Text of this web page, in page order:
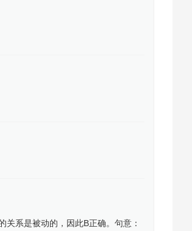
系是被动的，因此B正确。句意：